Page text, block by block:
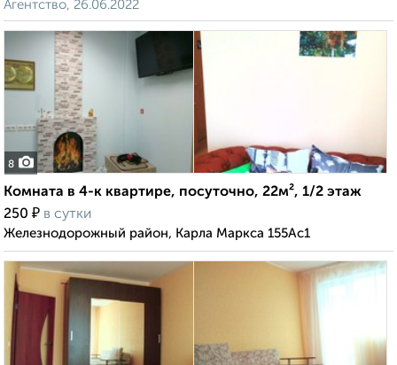
Агентство, 26.06.2022
8
Комната в 4-к квартире, посуточно, 22м², 1/2 этаж
250 ₽ в сутки
Железнодорожный район, Карла Маркса 155Ас1